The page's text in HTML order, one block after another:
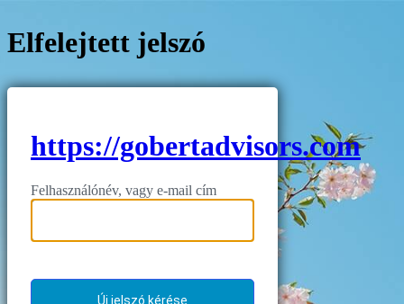
Elfelejtett jelszó
https://gobertadvisors.com
Felhasználónév, vagy e-mail cím